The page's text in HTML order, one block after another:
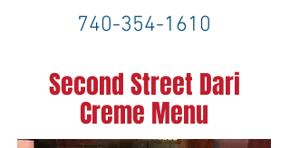
740-354-1610
Second Street Dari
Creme Menu